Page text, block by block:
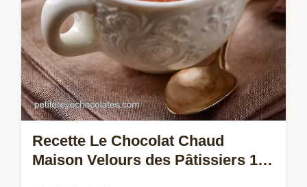
Recette Le Chocolat Chaud
Maison Velours des Pâtissiers 15